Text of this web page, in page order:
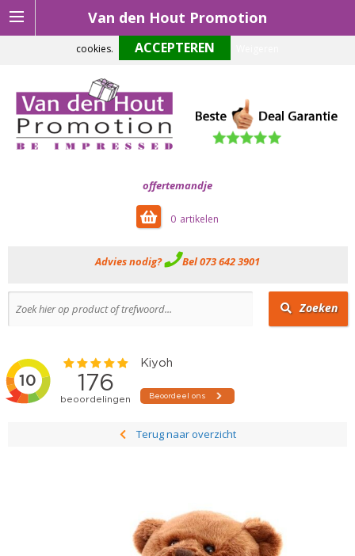
Van den Hout Promotion
offertemandje
0
Advies nodig? Bel 073 642 3901
Zoeken
Terug naar overzicht
Om onze website optimaal te laten functioneren maken wij gebruik van
cookies.